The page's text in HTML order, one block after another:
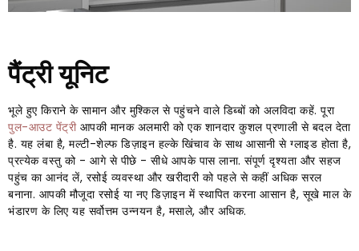
पैंट्री यूनिट
भूले हुए किराने के सामान और मुश्किल से पहुंचने वाले डिब्बों को अलविदा कहें. पूरा
पुल-आउट पेंट्रीआपकी मानक अलमारी को एक शानदार कुशल प्रणाली से बदल देता
है. यह लंबा है, मल्टी-शेल्फ डिज़ाइन हल्के खिंचाव के साथ आसानी से ग्लाइड होता है,
प्रत्येक वस्तु को - आगे से पीछे - सीधे आपके पास लाना. संपूर्ण दृश्यता और सहज
पहुंच का आनंद लें, रसोई व्यवस्था और खरीदारी को पहले से कहीं अधिक सरल
बनाना. आपकी मौजूदा रसोई या नए डिज़ाइन में स्थापित करना आसान है, सूखे माल के
भंडारण के लिए यह सर्वोत्तम उन्नयन है, मसाले, और अधिक.